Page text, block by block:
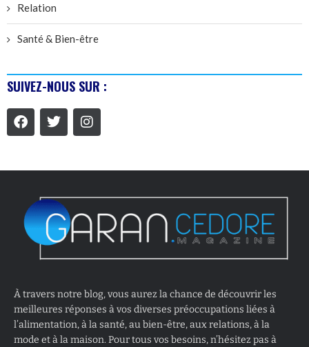
Relation
Santé & Bien-être
SUIVEZ-NOUS SUR :
À travers notre blog, vous aurez la chance de découvrir les
meilleures réponses à vos diverses préoccupations liées à
l’alimentation, à la santé, au bien-être, aux relations, à la
mode et à la maison. Pour tous vos besoins, n’hésitez pas à